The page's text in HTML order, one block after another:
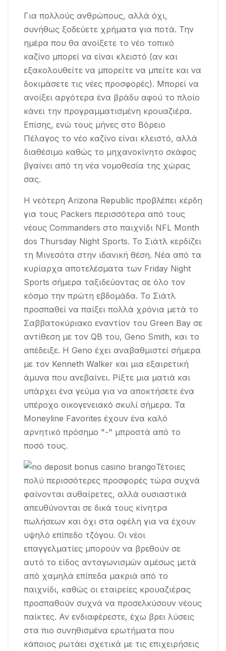
Για πολλούς ανθρώπους, αλλά όχι,
συνήθως ξοδεύετε χρήματα για ποτά. Την
ημέρα που θα ανοίξετε το νέο τοπικό
καζίνο μπορεί να είναι κλειστό (αν και
εξακολουθείτε να μπορείτε να μπείτε και να
δοκιμάσετε τις νέες προσφορές). Μπορεί να
ανοίξει αργότερα ένα βράδυ αφού το πλοίο
κάνει την προγραμματισμένη κρουαζιέρα.
Επίσης, ενώ τους μήνες στο Βόρειο
Πέλαγος το νέο καζίνο είναι κλειστό, αλλά
διαθέσιμο καθώς το μηχανοκίνητο σκάφος
βγαίνει από τη νέα νομοθεσία της χώρας
σας.
Η νεότερη Arizona Republic προβλέπει κέρδη
για τους Packers περισσότερα από τους
νέους Commanders στο παιχνίδι NFL Month
dos Thursday Night Sports. Το Σιάτλ κερδίζει
τη Μινεσότα στην ιδανική θέση. Νέα από τα
κυρίαρχα αποτελέσματα των Friday Night
Sports σήμερα ταξιδεύοντας σε όλο τον
κόσμο την πρώτη εβδομάδα. Το Σιάτλ
προσπαθεί να παίξει πολλά χρόνια μετά το
Σαββατοκύριακο εναντίον του Green Bay σε
αντίθεση με τον QB του, Geno Smith, και το
απέδειξε. Η Geno έχει αναβαθμιστεί σήμερα
με τον Kenneth Walker και μια εξαιρετική
άμυνα που ανεβαίνει. Ρίξτε μια ματιά και
υπάρχει ένα γεύμα για να αποκτήσετε ένα
υπέροχο οικογενειακό σκυλί σήμερα. Τα
Moneyline Favorites έχουν ένα καλό
αρνητικό πρόσημο "-" μπροστά από το
ποσό τους.
Τέτοιες
πολύ περισσότερες προσφορές τώρα συχνά
φαίνονται αυθαίρετες, αλλά ουσιαστικά
απευθύνονται σε δικά τους κίνητρα
πωλήσεων και όχι στα οφέλη για να έχουν
υψηλό επίπεδο τζόγου. Οι νέοι
επαγγελματίες μπορούν να βρεθούν σε
αυτό το είδος ανταγωνισμών αμέσως μετά
από χαμηλά επίπεδα μακριά από το
παιχνίδι, καθώς οι εταιρείες κρουαζιέρας
προσπαθούν συχνά να προσελκύσουν νέους
παίκτες. Αν ενδιαφέρεστε, έχω βρει λύσεις
στα πιο συνηθισμένα ερωτήματα που
κάποιος ρωτάει σχετικά με τις επιχειρήσεις